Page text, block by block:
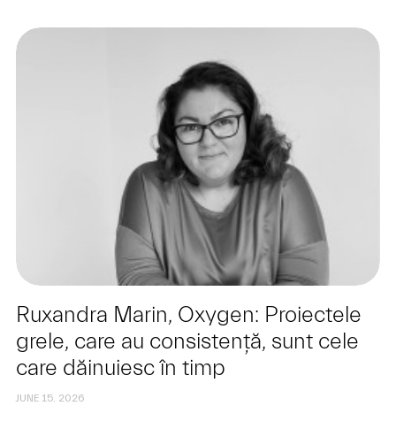
Ruxandra Marin, Oxygen: Proiectele
grele, care au consistență, sunt cele
care dăinuiesc în timp
JUNE 15. 2026